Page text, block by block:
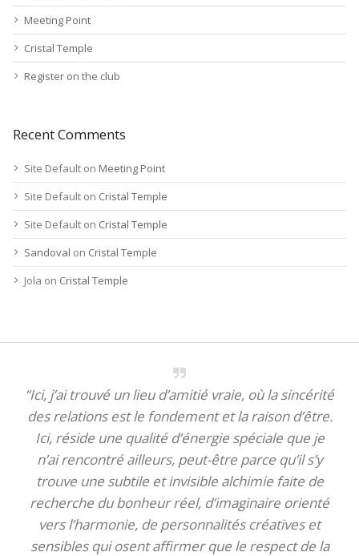
Meeting Point
Cristal Temple
Register on the club
Recent Comments
Site Default on Meeting Point
Site Default on Cristal Temple
Site Default on Cristal Temple
Sandoval on Cristal Temple
Jola on Cristal Temple
“Ici, j’ai trouvé un lieu d’amitié vraie, où la sincérité
des relations est le fondement et la raison d’être.
Ici, réside une qualité d’énergie spéciale que je
n’ai rencontré ailleurs, peut-être parce qu’il s’y
trouve une subtile et invisible alchimie faite de
recherche du bonheur réel, d’imaginaire orienté
vers l’harmonie, de personnalités créatives et
sensibles qui osent affirmer que le respect de la